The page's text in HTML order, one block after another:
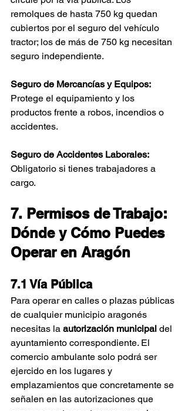
remolques de hasta 750 kg quedan
cubiertos por el seguro del vehículo
tractor; los de más de 750 kg necesitan
seguro independiente.
Seguro de Mercancías y Equipos:
Protege el equipamiento y los
productos frente a robos, incendios o
accidentes.
Seguro de Accidentes Laborales:
Obligatorio si tienes trabajadores a
cargo.
7. Permisos de Trabajo:
Dónde y Cómo Puedes
Operar en Aragón
7.1 Vía Pública
Para operar en calles o plazas públicas
de cualquier municipio aragonés
necesitas la autorización municipal del
ayuntamiento correspondiente. El
comercio ambulante solo podrá ser
ejercido en los lugares y
emplazamientos que concretamente se
señalen en las autorizaciones que